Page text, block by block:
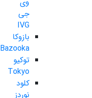
جی
IVG
بازوکا
Bazooka
توکیو
Tokyo
کلود
نوردز